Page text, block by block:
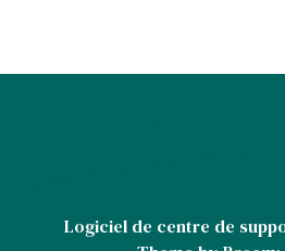
Logiciel de centre de